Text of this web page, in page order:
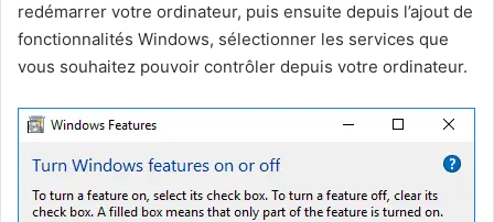
redémarrer votre ordinateur, puis ensuite depuis l’ajout de
fonctionnalités Windows, sélectionner les services que
vous souhaitez pouvoir contrôler depuis votre ordinateur.